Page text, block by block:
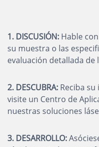
1. DISCUSIÓN: Hable
su muestra o las
evaluación detallada de
2. DESCUBRA: Reciba
visite un Centro de
nuestras soluciones
3. DESARROLLO: